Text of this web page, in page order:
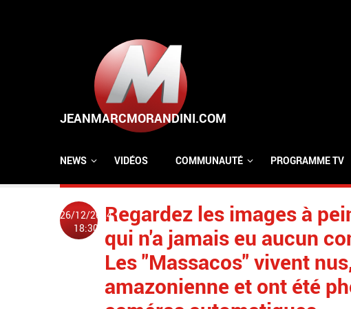
NEWS VIDÉOS COMMUNAUTÉ PROGRAMME TV
26/12/2024
18:30
Regardez les images à
qui n'a jamais eu aucun
Les "Massacos" vivent
amazonienne et ont été